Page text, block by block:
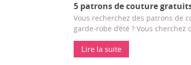
5 patrons de couture
Vous recherchez des patrons de
garde-robe d’été ? Vous
Lire la suite